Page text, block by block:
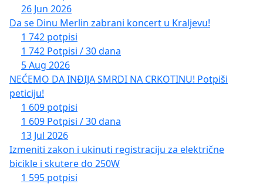
26 Jun 2026
Da se Dinu Merlin zabrani koncert u Kraljevu!
1 742 potpisi
1 742 Potpisi / 30 dana
5 Aug 2026
NEĆEMO DA INĐIJA SMRDI NA CRKOTINU! Potpiši
peticiju!
1 609 potpisi
1 609 Potpisi / 30 dana
13 Jul 2026
Izmeniti zakon i ukinuti registraciju za električne
bicikle i skutere do 250W
1 595 potpisi